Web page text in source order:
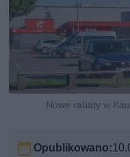
Nowe rabaty w
Opublikowano: